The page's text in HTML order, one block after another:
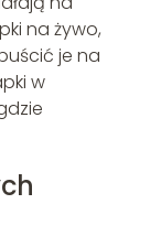
na żywo,
je na
w